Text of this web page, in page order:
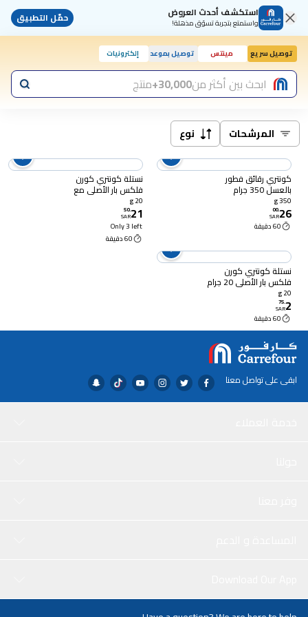
استكشف أحدث العروض
واستمتع بتجربة تسوّق مذهلة! حمّل التطبيق
توصيل سريع مينتس توصيل بموعد إلكترونيات
ابحث بين أكثر من30,000+ منتج
المرشحات نوع
كونتري رقائق فطور
بالعسل 350 جرام
350 g
26
.
00
SAR
60 دقيقة
نستلة كونتري كورن
فلكس بار الأصلي مع
الحليب 20 جرام × 8
20 g
21
.
50
SAR
Only 3 left
60 دقيقة
نستلة كونتري كورن
فلكس بار الأصلي 20 جرام
20 g
2
.
75
SAR
60 دقيقة
ابقى على تواصل معنا